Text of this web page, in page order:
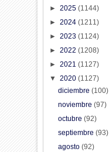
►2025(1144)
►2024(1211)
►2023(1124)
►2022(1208)
►2021(1127)
▼2020(1127)
diciembre (100)
noviembre (97)
octubre (92)
septiembre (93)
agosto (92)